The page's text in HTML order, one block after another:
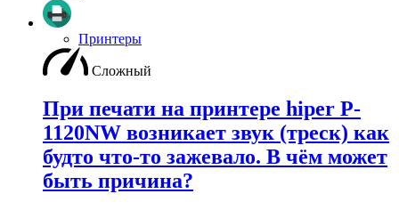
Принтеры
Сложный
При печати на принтере hiper P-
1120NW возникает звук (треск) как
будто что-то зажевало. В чём может
быть причина?